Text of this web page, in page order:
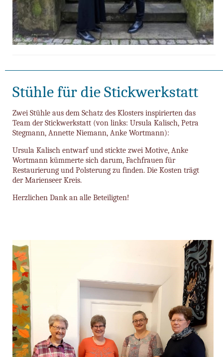
Stühle für die Stickwerkstatt
Zwei Stühle aus dem Schatz des Klosters inspirierten das
Team der Stickwerkstatt (von links: Ursula Kalisch, Petra
Stegmann, Annette Niemann, Anke Wortmann):
Ursula Kalisch entwarf und stickte zwei Motive, Anke
Wortmann kümmerte sich darum, Fachfrauen für
Restaurierung und Polsterung zu finden. Die Kosten trägt
der Marienseer Kreis.
Herzlichen Dank an alle Beteiligten!